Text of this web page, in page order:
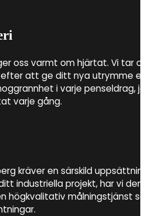
oss varmt om hjärtat. Vi tar
att ge ditt nya utrymme
i varje
varje gång.
kräver en särskild
industriella projekt, har vi
högkvalitativ målningstjänst